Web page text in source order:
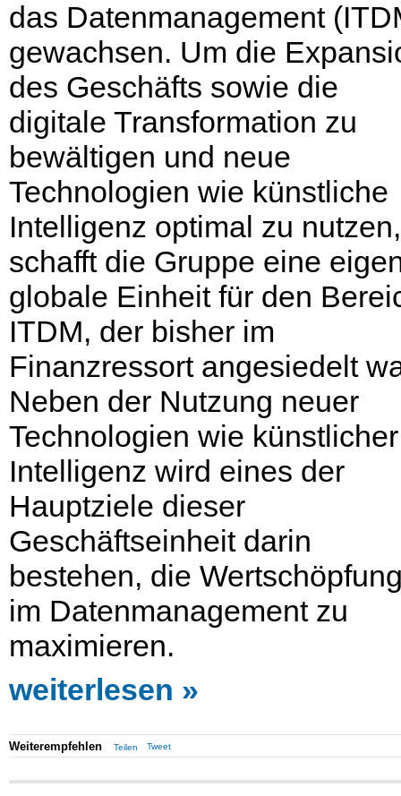
das Datenmanagement
gewachsen. Um die
des Geschäfts sowie die
digitale Transformation zu
bewältigen und neue
Technologien wie künstliche
Intelligenz optimal zu nutzen,
schafft die Gruppe eine
globale Einheit für den
ITDM, der bisher im
Finanzressort angesiedelt
Neben der Nutzung neuer
Technologien wie künstlicher
Intelligenz wird eines der
Hauptziele dieser
Geschäftseinheit darin
bestehen, die
im Datenmanagement zu
maximieren.
weiterlesen
Weiterempfehlen Teilen Tweet